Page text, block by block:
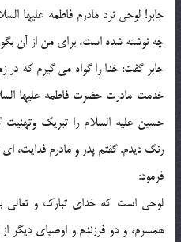
جابر! لوحي نزد مادرم فاطمه عليها
چه نوشته شده است، براي من از آن
جابر گفت: خدا را گواه مي گيرم که در
خدمت مادرت حضرت فاطمه عليها
حسين عليه السلام را تبريک
رنگ ديدم. گفتم پدر و مادرم فدايت،
فرمود:
لوحي است که خداي تبارک و تعالي
همسرم، و دو فرزندم و اوصياي ديگر